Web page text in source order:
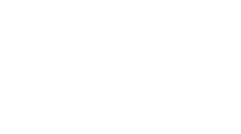
nach IP65
Displays
(chemische Ätzung)